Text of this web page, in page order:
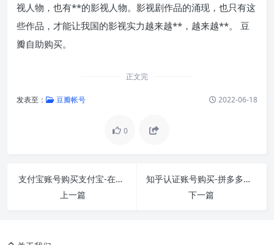
视人物，也有**的影视人物。影视剧作品的涌现，也只有这
些作品，才能让我国的影视实力越来越**，越来越**。 豆
瓣自助购买。
正文完
发表至： 豆瓣帐号 2022-06-18
0
支付宝账号购买支付宝-在网上买的支付宝账号怎
上一篇
知乎认证账号购买-拼多多买的知乎会员怎么兑换
下一篇